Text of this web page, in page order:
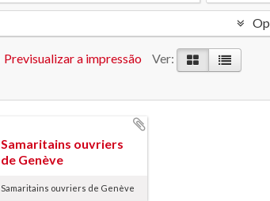
Previsualizar a impressão
Ver:
Samaritains ouvriers
de Genève
Samaritains ouvriers de Genève